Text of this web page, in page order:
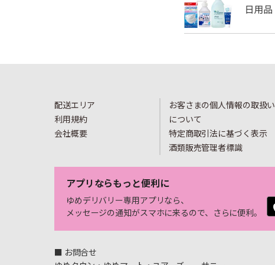
配送エリア
利用規約
会社概要
お客さまの個人情報の取扱い
について
特定商取引法に基づく表示
酒類販売管理者標識
アプリならもっと便利に
ゆめデリバリー専用アプリなら、
メッセージの通知がスマホに来るので、さらに便利。
■ お問合せ